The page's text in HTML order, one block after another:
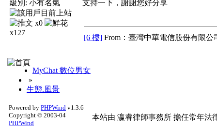
級別: 小有名氣
x0
x127
支持一下，謝謝您好分享
[6 樓] From：臺灣中華電信股份有限公
MyChat 數位男女
»
生態.風景
Powered by PHPWind v1.3.6
Copyright © 2003-04
PHPWind
本站由 瀛睿律師事務所 擔任常年法